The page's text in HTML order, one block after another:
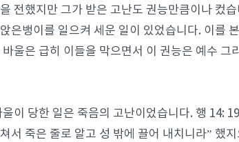
전했지만 그가 받은 고난도 권능만큼이나 컸
은뱅이를 일으켜 세운 일이 있었습니다. 이를
울은 급히 이들을 막으면서 이 권능은 예수
이 당한 일은 죽음의 고난이었습니다. 행 14:
서 죽은 줄로 알고 성 밖에 끌어 내치니라” 했지